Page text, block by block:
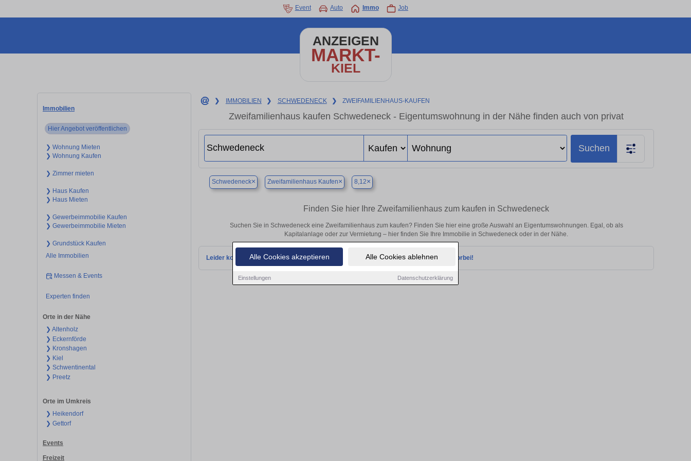
Alle Cookies akzeptieren Alle Cookies ablehnen
Einstellungen Datenschutzerklärung
Event Auto Immo Job
ANZEIGEN
MARKT-
KIEL
Immobilien
Hier Angebot veröffentlichen
❯ Wohnung Mieten
❯ Wohnung Kaufen
❯ Zimmer mieten
❯ Haus Kaufen
❯ Haus Mieten
❯ Gewerbeimmobilie Kaufen
❯ Gewerbeimmobilie Mieten
❯ Grundstück Kaufen
Alle Immobilien
Messen & Events
Experten finden
Orte in der Nähe
❯ Altenholz
❯ Eckernförde
❯ Kronshagen
❯ Kiel
❯ Schwentinental
❯ Preetz
Orte im Umkreis
❯ Heikendorf
❯ Gettorf
Events
Freizeit
❯ IMMOBILIEN ❯ SCHWEDENECK ❯ ZWEIFAMILIENHAUS-KAUFEN
Zweifamilienhaus kaufen Schwedeneck - Eigentumswohnung in der Nähe finden auch von privat
Suchen
Schwedeneck× Zweifamilienhaus Kaufen× 8,12×
Finden Sie hier Ihre Zweifamilienhaus zum kaufen in Schwedeneck
Suchen Sie in Schwedeneck eine Zweifamilienhaus zum kaufen? Finden Sie hier eine große Auswahl an Eigentumswohnungen. Egal, ob als
Kapitalanlage oder zur Vermietung – hier finden Sie Ihre Immobilie in Schwedeneck oder in der Nähe.
Leider konnten wir derzeit keine passenden Objekte finden. Schauen Sie bald wieder vorbei!